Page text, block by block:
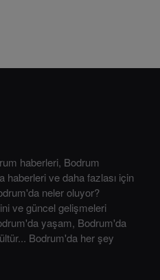
haberleri, Bodrum
ve daha fazlası için
neler oluyor?
ve güncel gelişmeleri
yaşam, Bodrum'da
Bodrum'da her şey